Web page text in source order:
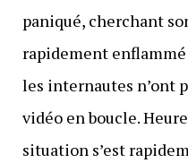
paniqué, cherchant
rapidement enflammé
les internautes n’ont
vidéo en boucle.
situation s’est